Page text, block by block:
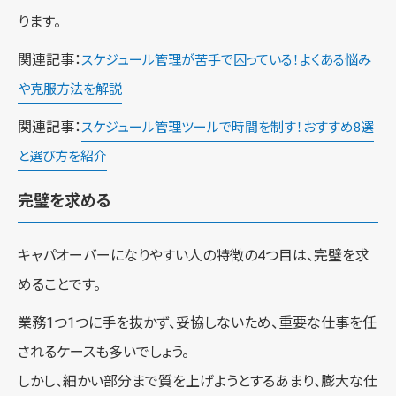
ります。
関連記事：スケジュール管理が苦手で困っている！よくある悩み
や克服方法を解説
関連記事：スケジュール管理ツールで時間を制す！おすすめ8選
と選び方を紹介
完璧を求める
キャパオーバーになりやすい人の特徴の4つ目は、完璧を求
めることです。
業務1つ1つに手を抜かず、妥協しないため、重要な仕事を任
されるケースも多いでしょう。
しかし、細かい部分まで質を上げようとするあまり、膨大な仕